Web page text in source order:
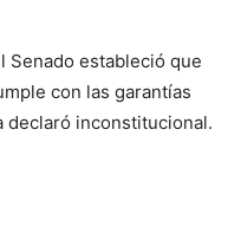
Senado estableció que
con las garantías
declaró inconstitucional.